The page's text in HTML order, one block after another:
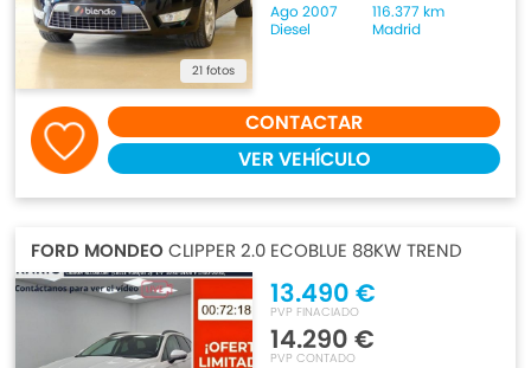
21 fotos
Ago 2007
116.377 km
Diesel
Madrid
CONTACTAR
VER VEHÍCULO
FORD MONDEOCLIPPER 2.0 ECOBLUE 88KW TREND
13.490 €
PVP FINACIADO
14.290 €
PVP CONTADO